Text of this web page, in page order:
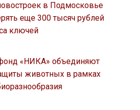
в Подмосковье
еще 300 тысяч рублей
ключей
«НИКА» объединяют
животных в рамках